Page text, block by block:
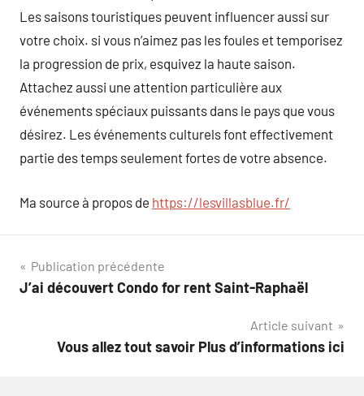
Les saisons touristiques peuvent influencer aussi sur
votre choix. si vous n’aimez pas les foules et temporisez
la progression de prix, esquivez la haute saison.
Attachez aussi une attention particulière aux
événements spéciaux puissants dans le pays que vous
désirez. Les événements culturels font effectivement
partie des temps seulement fortes de votre absence.
Ma source à propos de https://lesvillasblue.fr/
Navigation
de
Publication précédente
J’ai découvert Condo for rent Saint-Raphaël
Article suivant
Vous allez tout savoir Plus d’informations ici